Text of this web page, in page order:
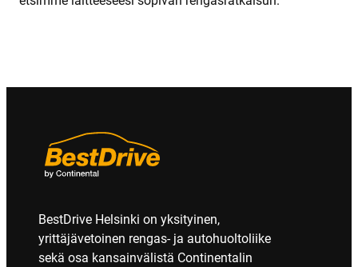
BestDrive Helsinki on yksityinen,
yrittäjävetoinen rengas- ja autohuoltoliike
sekä osa kansainvälistä Continentalin